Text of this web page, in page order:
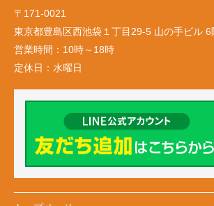
〒171-0021
東京都豊島区西池袋１丁目29-5 山の手ビル 6
営業時間： 10時～18時
定休日： 水曜日